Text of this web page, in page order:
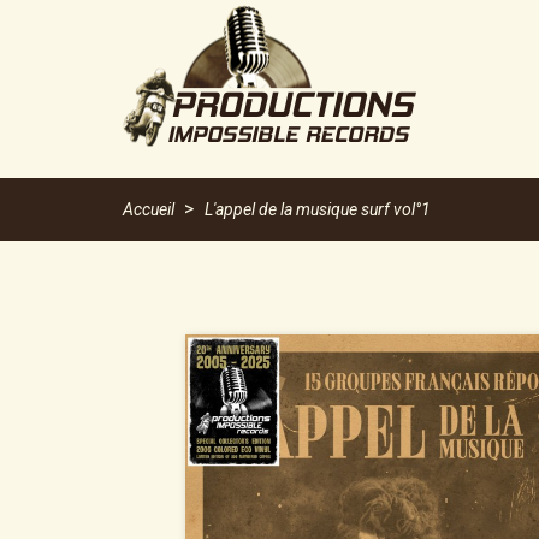
Accueil L'appel de la musique surf vol°1